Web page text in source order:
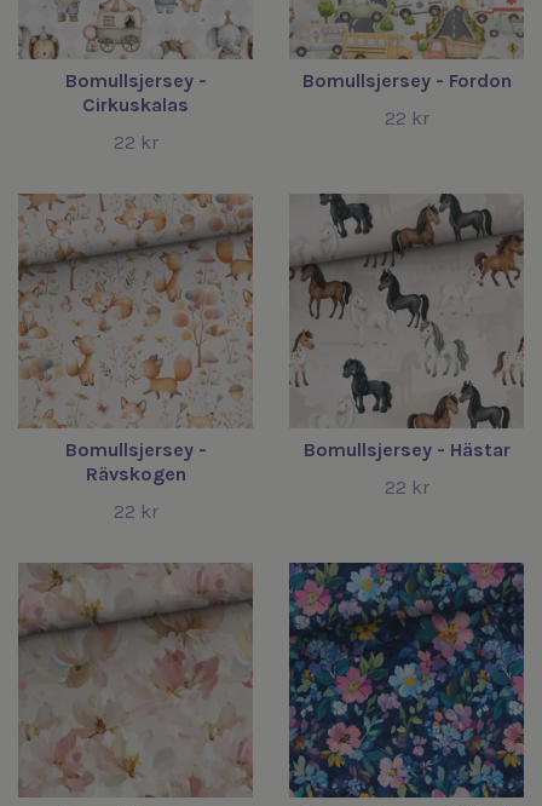
Bomullsjersey -
Cirkuskalas
22 kr
Bomullsjersey - Fordon
22 kr
Bomullsjersey -
Rävskogen
22 kr
Bomullsjersey - Hästar
22 kr